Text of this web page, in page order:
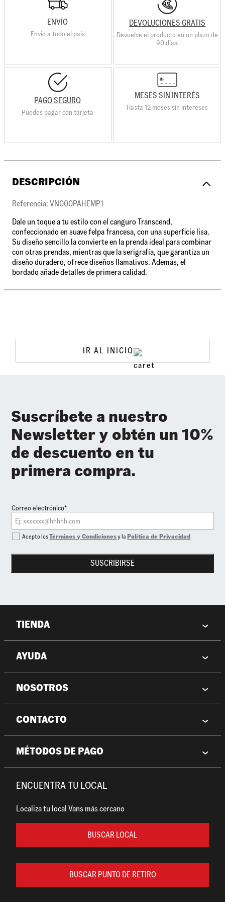
ENVÍO
Envio a todo el país
DEVOLUCIONES GRATIS
Devuelve el producto en un plazo de
90 días.
PAGO SEGURO
Puedes pagar con tarjeta
MESES SIN INTERÉS
Hasta 12 meses sin intereses
DESCRIPCIÓN
Referencia: VN000PAHEMP1
Dale un toque a tu estilo con el canguro Transcend,
confeccionado en suave felpa francesa, con una superficie lisa.
Su diseño sencillo la convierte en la prenda ideal para combinar
con otras prendas, mientras que la serigrafía, que garantiza un
diseño duradero, ofrece diseños llamativos. Además, el
bordado añade detalles de primera calidad.
IR AL INICIO
Suscríbete a nuestro
Newsletter y obtén un 10%
de descuento en tu
primera compra.
Correo electrónico*
SUSCRIBIRSE
Acepto losTérminos y Condicionesy laPolítica de Privacidad
TIENDA
AYUDA
NOSOTROS
CONTACTO
MÉTODOS DE PAGO
ENCUENTRA TU LOCAL
Localiza tu local Vans más cercano
BUSCAR LOCAL
BUSCAR PUNTO DE RETIRO